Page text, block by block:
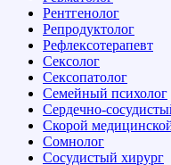
Рентгенолог
Репродуктолог
Рефлексотерапевт
Сексолог
Сексопатолог
Семейный психолог
Сердечно-
Скорой
Сомнолог
Сосудистый хирург